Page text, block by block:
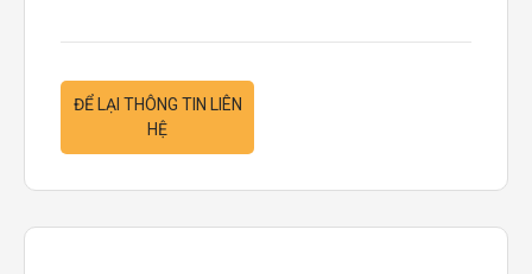
ĐỂ LẠI THÔNG TIN LIÊN
HỆ